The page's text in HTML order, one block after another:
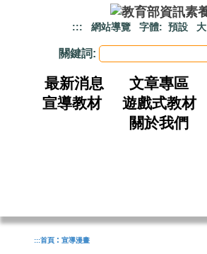
::: 網站導覽 字體: 預設 大
關鍵詞:
最新消息 文章專區
宣導教材
遊戲式教材
關於我們
:::首頁 : 宣導漫畫